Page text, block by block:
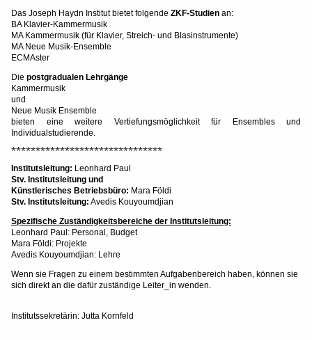
Das Joseph Haydn Institut bietet folgende ZKF-Studien an:
BA Klavier-Kammermusik
MA Kammermusik (für Klavier, Streich- und Blasinstrumente)
MA Neue Musik-Ensemble
ECMAster
Die postgradualen Lehrgänge
Kammermusik
und
Neue Musik Ensemble
bieten eine weitere Vertiefungsmöglichkeit für Ensembles und
Individualstudierende.
*******************************
Institutsleitung: Leonhard Paul
Stv. Institutsleitung und
Künstlerisches Betriebsbüro: Mara Földi
Stv. Institutsleitung: Avedis Kouyoumdjian
Spezifische Zuständigkeitsbereiche der Institutsleitung:
Leonhard Paul: Personal, Budget
Mara Földi: Projekte
Avedis Kouyoumdjian: Lehre
Wenn sie Fragen zu einem bestimmten Aufgabenbereich haben, können sie
sich direkt an die dafür zuständige Leiter_in wenden.
Institutssekretärin: Jutta Kornfeld